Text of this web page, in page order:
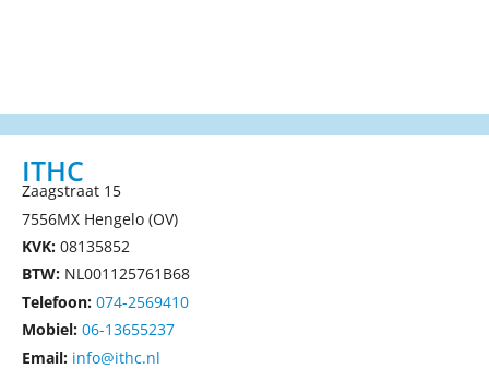
ITHC
Zaagstraat 15
7556MX Hengelo (OV)
KVK: 08135852
BTW: NL001125761B68
Telefoon: 074-2569410
Mobiel: 06-13655237
Email: info@ithc.nl